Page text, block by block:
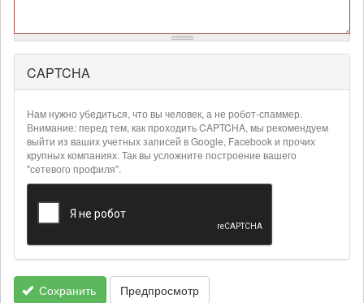
Более
подробная
информация
текстовых
форматах
CAPTCHA
Нам нужно убедиться, что вы человек, а не робот-спаммер.
Внимание: перед тем, как проходить CAPTCHA, мы рекомендуем
выйти из ваших учетных записей в Google, Facebook и прочих
крупных компаниях. Так вы усложните построение вашего
"сетевого профиля".
Сохранить Предпросмотр